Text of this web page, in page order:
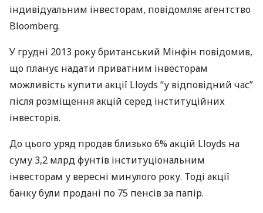
індивідуальним інвесторам, повідомляє агентство
Bloomberg.
У грудні 2013 року британський Мінфін повідомив,
що планує надати приватним інвесторам
можливість купити акції Lloyds “у відповідний час”
після розміщення акцій серед інституційних
інвесторів.
До цього уряд продав близько 6% акцій Lloyds на
суму 3,2 млрд фунтів інституціональним
інвесторам у вересні минулого року. Тоді акції
банку були продані по 75 пенсів за папір.